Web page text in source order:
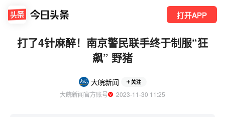
打开APP
打了4针麻醉！南京警民联手终于制服“狂
飙” 野猪
大皖新闻 关注
大皖新闻官方账号
  2023-11-30 11:25